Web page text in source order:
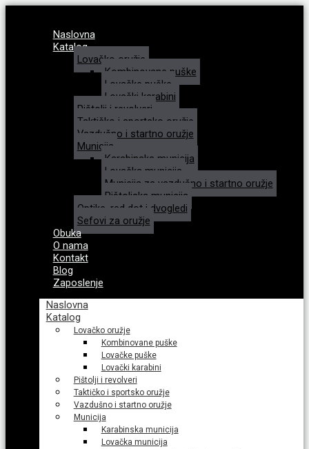
Naslovna
Katalog
Lovačko oružje
Kombinovane puške
Lovačke puške
Lovački karabini
Pištolji i revolveri
Taktičko i sportsko oružje
Vazdušno i startno oružje
Municija
Karabinska municija
Lovačka municija
Municija za vazdušno i startno oružje
Pištoljska municija
Optike, red dot i dvogledi
Sefovi za oružje
Obuka
O nama
Kontakt
Blog
Zaposlenje
Naslovna
Katalog
Lovačko oružje
Kombinovane puške
Lovačke puške
Lovački karabini
Pištolji i revolveri
Taktičko i sportsko oružje
Vazdušno i startno oružje
Municija
Karabinska municija
Lovačka municija